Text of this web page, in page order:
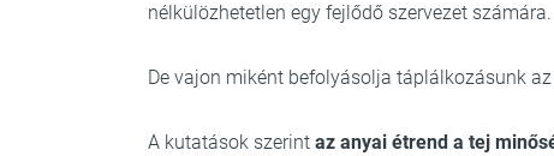
nélkülözhetetlen egy fejlődő szervezet számára.
De vajon miként befolyásolja táplálkozásunk
A kutatások szerint az anyai étrend a tej